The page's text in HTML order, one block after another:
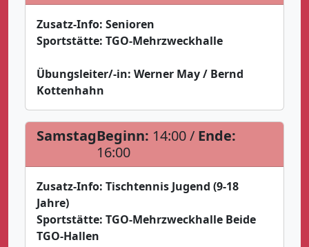
Zusatz-Info: Senioren
Sportstätte: TGO-Mehrzweckhalle
Übungsleiter/-in: Werner May / Bernd
Kottenhahn
SamstagBeginn: 14:00 / Ende:
16:00
Zusatz-Info: Tischtennis Jugend (9-18
Jahre)
Sportstätte: TGO-Mehrzweckhalle Beide
TGO-Hallen